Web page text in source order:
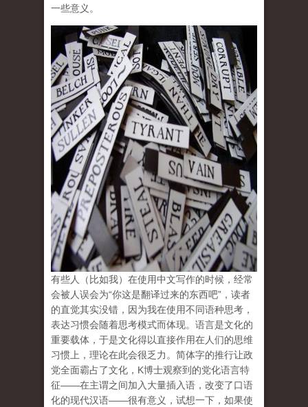
一些意义。
有些人（比如我）在使用中文写作的时候，经常
会被人误会为“你这是翻译过来的东西吧”，读者
的直觉其实没错，因为我在使用不同语种思考，
表达习惯会随着思考模式而体现。语言是文化的
重要载体，于是文化得以直接作用在人们的思维
习惯上，理论在此会很乏力。简体字的推行让政
党全面霸占了文化，K博士观察到的党化语言特
征——在主谓之间加入大量插入语，改变了口语
化的现代汉语——很有意义，试想一下，如果使